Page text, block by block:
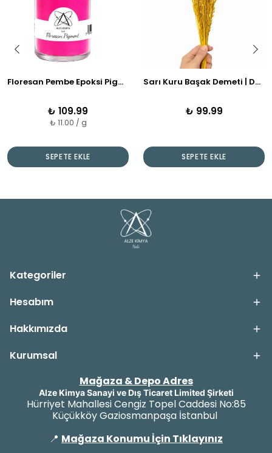
Floresan Pembe Epoksi Pigmenti | Ultra Parlak Renkler
₺ 109.99
₺ 11.00 / g
SEPETE EKLE
Sarı Kuru Başak Demeti | Dekoratif Kuru Çiçek
₺ 99.99
SEPETE EKLE
Kategoriler
Hesabım
Hakkımızda
Kurumsal
Mağaza & Depo Adres
Alze Kimya Sanayi ve Dış Ticaret Limited Şirketi
Hürriyet Mahallesi Cengiz Topel Caddesi No:85
Küçükköy Gaziosmanpaşa İstanbul
📍 Mağaza Konumu İçin Tıklayınız